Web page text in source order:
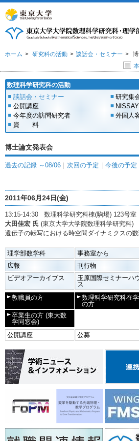
ホーム 研究科の活動 談話会・セミナー
数理科学研究科の活動
談話会・セミナー
研究集
公開講座
今年度の訪問研究者
外国人
資 料
博士論文発表会
過去の記録 ～08/06 ｜ 次回の予定 ｜ 今後の予定
2011年06月24日(金)
13:15-14:30 数理科学研究科棟(駒場) 123号室
大田佳宏 氏 (東京大学大学院数理科学研究科)
遺伝子の転写における時空間ダイナミクスの
理学部数学科 事務室から
広報
刊行物
ビデオアーカイブス
玉原国際セミナーハ
ス
教職員の方
数理科学研究科在学
の方
卒業生の方 (東大数
学同窓会)
公開講座
公募